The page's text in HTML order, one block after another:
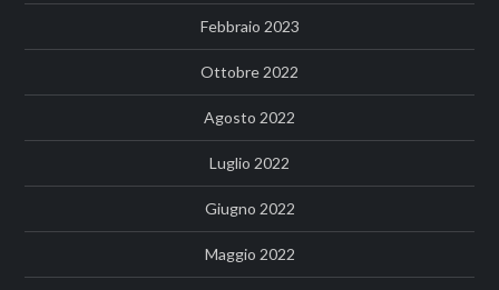
Febbraio 2023
Ottobre 2022
Agosto 2022
Luglio 2022
Giugno 2022
Maggio 2022